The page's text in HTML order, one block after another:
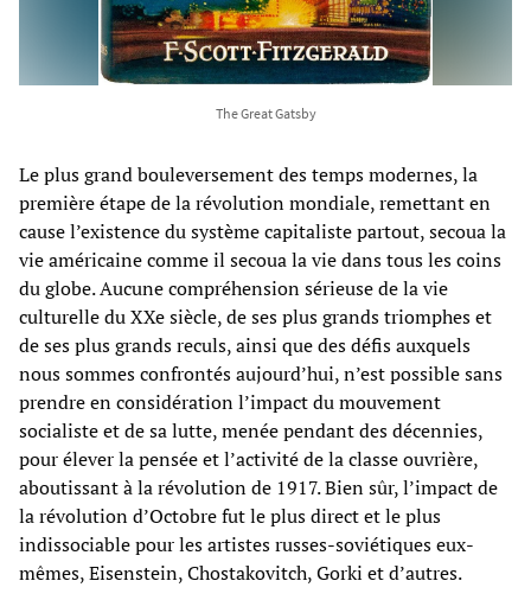
The Great Gatsby
Le plus grand bouleversement des temps modernes, la
première étape de la révolution mondiale, remettant en
cause l’existence du système capitaliste partout, secoua la
vie américaine comme il secoua la vie dans tous les coins
du globe. Aucune compréhension sérieuse de la vie
culturelle du XXe siècle, de ses plus grands triomphes et
de ses plus grands reculs, ainsi que des défis auxquels
nous sommes confrontés aujourd’hui, n’est possible sans
prendre en considération l’impact du mouvement
socialiste et de sa lutte, menée pendant des décennies,
pour élever la pensée et l’activité de la classe ouvrière,
aboutissant à la révolution de 1917. Bien sûr, l’impact de
la révolution d’Octobre fut le plus direct et le plus
indissociable pour les artistes russes-soviétiques eux-
mêmes, Eisenstein, Chostakovitch, Gorki et d’autres.